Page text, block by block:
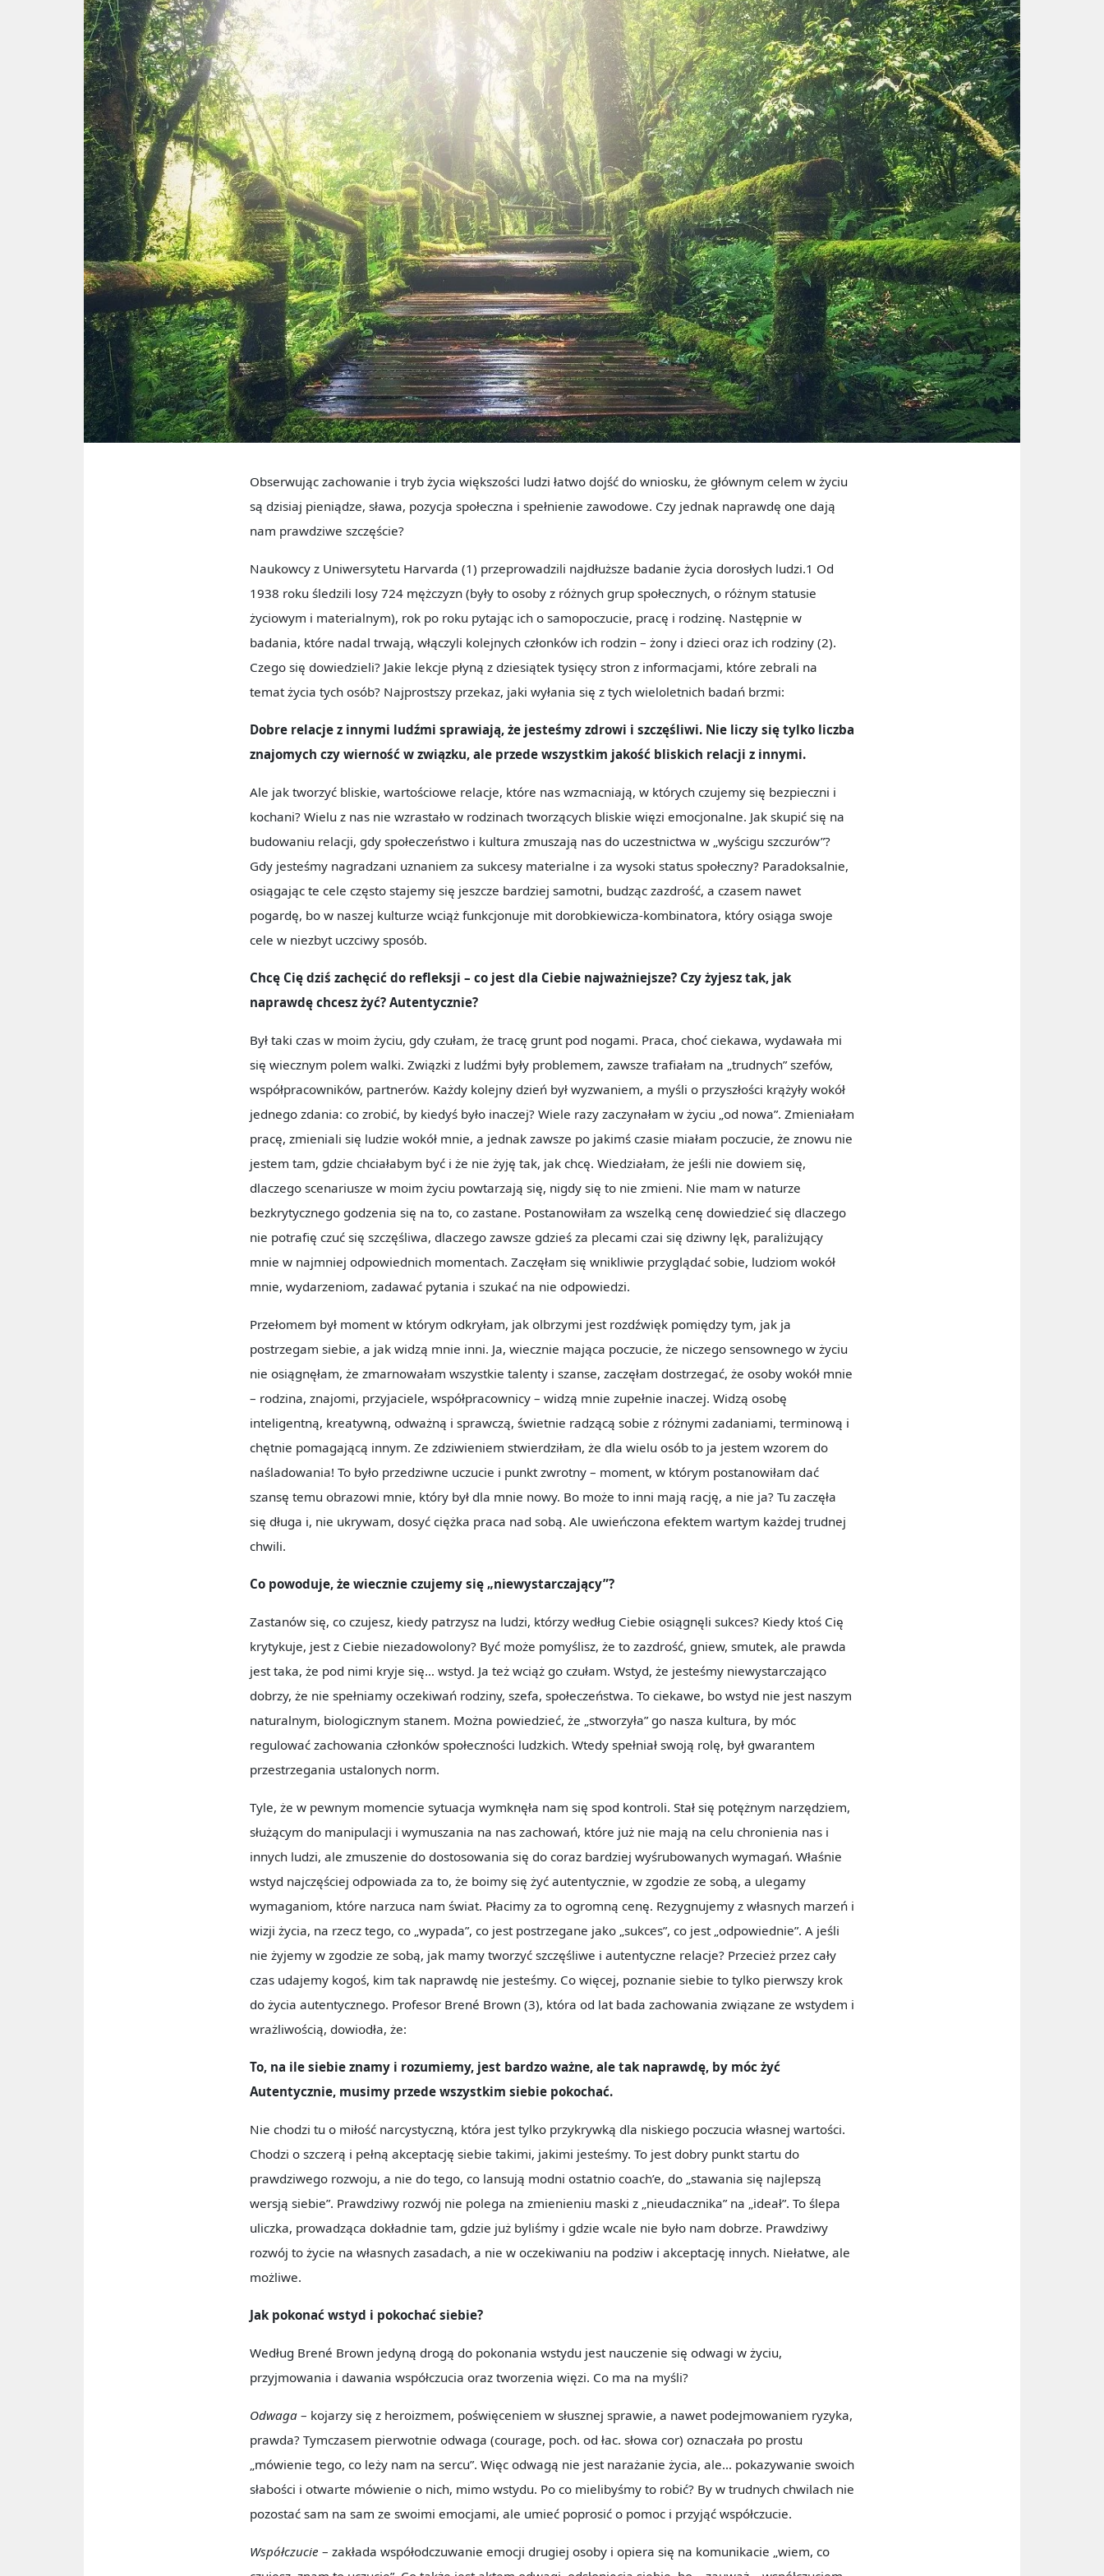
Obserwując zachowanie i tryb życia większości ludzi łatwo dojść do wniosku, że głównym celem w życiu
są dzisiaj pieniądze, sława, pozycja społeczna i spełnienie zawodowe. Czy jednak naprawdę one dają
nam prawdziwe szczęście?
Naukowcy z Uniwersytetu Harvarda (1) przeprowadzili najdłuższe badanie życia dorosłych ludzi.1 Od
1938 roku śledzili losy 724 mężczyzn (były to osoby z różnych grup społecznych, o różnym statusie
życiowym i materialnym), rok po roku pytając ich o samopoczucie, pracę i rodzinę. Następnie w
badania, które nadal trwają, włączyli kolejnych członków ich rodzin – żony i dzieci oraz ich rodziny (2).
Czego się dowiedzieli? Jakie lekcje płyną z dziesiątek tysięcy stron z informacjami, które zebrali na
temat życia tych osób? Najprostszy przekaz, jaki wyłania się z tych wieloletnich badań brzmi:
Dobre relacje z innymi ludźmi sprawiają, że jesteśmy zdrowi i szczęśliwi. Nie liczy się tylko liczba
znajomych czy wierność w związku, ale przede wszystkim jakość bliskich relacji z innymi.
Ale jak tworzyć bliskie, wartościowe relacje, które nas wzmacniają, w których czujemy się bezpieczni i
kochani? Wielu z nas nie wzrastało w rodzinach tworzących bliskie więzi emocjonalne. Jak skupić się na
budowaniu relacji, gdy społeczeństwo i kultura zmuszają nas do uczestnictwa w „wyścigu szczurów”?
Gdy jesteśmy nagradzani uznaniem za sukcesy materialne i za wysoki status społeczny? Paradoksalnie,
osiągając te cele często stajemy się jeszcze bardziej samotni, budząc zazdrość, a czasem nawet
pogardę, bo w naszej kulturze wciąż funkcjonuje mit dorobkiewicza-kombinatora, który osiąga swoje
cele w niezbyt uczciwy sposób.
Chcę Cię dziś zachęcić do refleksji – co jest dla Ciebie najważniejsze? Czy żyjesz tak, jak
naprawdę chcesz żyć? Autentycznie?
Był taki czas w moim życiu, gdy czułam, że tracę grunt pod nogami. Praca, choć ciekawa, wydawała mi
się wiecznym polem walki. Związki z ludźmi były problemem, zawsze trafiałam na „trudnych” szefów,
współpracowników, partnerów. Każdy kolejny dzień był wyzwaniem, a myśli o przyszłości krążyły wokół
jednego zdania: co zrobić, by kiedyś było inaczej? Wiele razy zaczynałam w życiu „od nowa”. Zmieniałam
pracę, zmieniali się ludzie wokół mnie, a jednak zawsze po jakimś czasie miałam poczucie, że znowu nie
jestem tam, gdzie chciałabym być i że nie żyję tak, jak chcę. Wiedziałam, że jeśli nie dowiem się,
dlaczego scenariusze w moim życiu powtarzają się, nigdy się to nie zmieni. Nie mam w naturze
bezkrytycznego godzenia się na to, co zastane. Postanowiłam za wszelką cenę dowiedzieć się dlaczego
nie potrafię czuć się szczęśliwa, dlaczego zawsze gdzieś za plecami czai się dziwny lęk, paraliżujący
mnie w najmniej odpowiednich momentach. Zaczęłam się wnikliwie przyglądać sobie, ludziom wokół
mnie, wydarzeniom, zadawać pytania i szukać na nie odpowiedzi.
Przełomem był moment w którym odkryłam, jak olbrzymi jest rozdźwięk pomiędzy tym, jak ja
postrzegam siebie, a jak widzą mnie inni. Ja, wiecznie mająca poczucie, że niczego sensownego w życiu
nie osiągnęłam, że zmarnowałam wszystkie talenty i szanse, zaczęłam dostrzegać, że osoby wokół mnie
– rodzina, znajomi, przyjaciele, współpracownicy – widzą mnie zupełnie inaczej. Widzą osobę
inteligentną, kreatywną, odważną i sprawczą, świetnie radzącą sobie z różnymi zadaniami, terminową i
chętnie pomagającą innym. Ze zdziwieniem stwierdziłam, że dla wielu osób to ja jestem wzorem do
naśladowania! To było przedziwne uczucie i punkt zwrotny – moment, w którym postanowiłam dać
szansę temu obrazowi mnie, który był dla mnie nowy. Bo może to inni mają rację, a nie ja? Tu zaczęła
się długa i, nie ukrywam, dosyć ciężka praca nad sobą. Ale uwieńczona efektem wartym każdej trudnej
chwili.
Co powoduje, że wiecznie czujemy się „niewystarczający”?
Zastanów się, co czujesz, kiedy patrzysz na ludzi, którzy według Ciebie osiągnęli sukces? Kiedy ktoś Cię
krytykuje, jest z Ciebie niezadowolony? Być może pomyślisz, że to zazdrość, gniew, smutek, ale prawda
jest taka, że pod nimi kryje się… wstyd. Ja też wciąż go czułam. Wstyd, że jesteśmy niewystarczająco
dobrzy, że nie spełniamy oczekiwań rodziny, szefa, społeczeństwa. To ciekawe, bo wstyd nie jest naszym
naturalnym, biologicznym stanem. Można powiedzieć, że „stworzyła” go nasza kultura, by móc
regulować zachowania członków społeczności ludzkich. Wtedy spełniał swoją rolę, był gwarantem
przestrzegania ustalonych norm.
Tyle, że w pewnym momencie sytuacja wymknęła nam się spod kontroli. Stał się potężnym narzędziem,
służącym do manipulacji i wymuszania na nas zachowań, które już nie mają na celu chronienia nas i
innych ludzi, ale zmuszenie do dostosowania się do coraz bardziej wyśrubowanych wymagań. Właśnie
wstyd najczęściej odpowiada za to, że boimy się żyć autentycznie, w zgodzie ze sobą, a ulegamy
wymaganiom, które narzuca nam świat. Płacimy za to ogromną cenę. Rezygnujemy z własnych marzeń i
wizji życia, na rzecz tego, co „wypada”, co jest postrzegane jako „sukces”, co jest „odpowiednie”. A jeśli
nie żyjemy w zgodzie ze sobą, jak mamy tworzyć szczęśliwe i autentyczne relacje? Przecież przez cały
czas udajemy kogoś, kim tak naprawdę nie jesteśmy. Co więcej, poznanie siebie to tylko pierwszy krok
do życia autentycznego. Profesor Brené Brown (3), która od lat bada zachowania związane ze wstydem i
wrażliwością, dowiodła, że:
To, na ile siebie znamy i rozumiemy, jest bardzo ważne, ale tak naprawdę, by móc żyć
Autentycznie, musimy przede wszystkim siebie pokochać.
Nie chodzi tu o miłość narcystyczną, która jest tylko przykrywką dla niskiego poczucia własnej wartości.
Chodzi o szczerą i pełną akceptację siebie takimi, jakimi jesteśmy. To jest dobry punkt startu do
prawdziwego rozwoju, a nie do tego, co lansują modni ostatnio coach’e, do „stawania się najlepszą
wersją siebie”. Prawdziwy rozwój nie polega na zmienieniu maski z „nieudacznika” na „ideał”. To ślepa
uliczka, prowadząca dokładnie tam, gdzie już byliśmy i gdzie wcale nie było nam dobrze. Prawdziwy
rozwój to życie na własnych zasadach, a nie w oczekiwaniu na podziw i akceptację innych. Niełatwe, ale
możliwe.
Jak pokonać wstyd i pokochać siebie?
Według Brené Brown jedyną drogą do pokonania wstydu jest nauczenie się odwagi w życiu,
przyjmowania i dawania współczucia oraz tworzenia więzi. Co ma na myśli?
Odwaga – kojarzy się z heroizmem, poświęceniem w słusznej sprawie, a nawet podejmowaniem ryzyka,
prawda? Tymczasem pierwotnie odwaga (courage, poch. od łac. słowa cor) oznaczała po prostu
„mówienie tego, co leży nam na sercu”. Więc odwagą nie jest narażanie życia, ale… pokazywanie swoich
słabości i otwarte mówienie o nich, mimo wstydu. Po co mielibyśmy to robić? By w trudnych chwilach nie
pozostać sam na sam ze swoimi emocjami, ale umieć poprosić o pomoc i przyjąć współczucie.
Współczucie – zakłada współodczuwanie emocji drugiej osoby i opiera się na komunikacie „wiem, co